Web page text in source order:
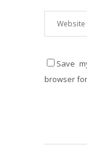
Save
browser